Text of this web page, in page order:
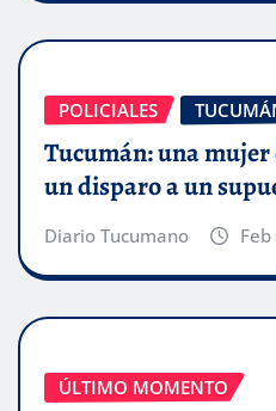
POLICIALES
Tucumán: una mujer
un disparo a un
Diario Tucumano
ÚLTIMO MOMENTO